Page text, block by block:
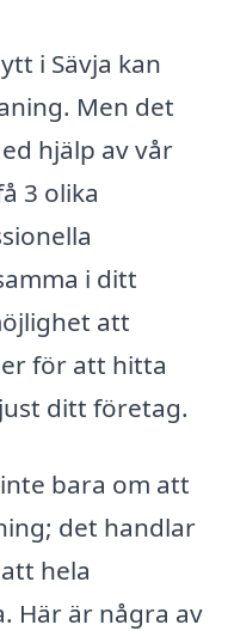
i Sävja kan
Men det
hjälp av vår
3 olika
i ditt
att
för att hitta
ditt företag.
bara om att
det handlar
hela
Här är några av